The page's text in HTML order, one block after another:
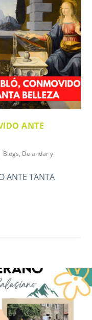
ANTE
Blogs, De andar y
ANTE TANTA
y la alegría también se han
sentido...
93 0